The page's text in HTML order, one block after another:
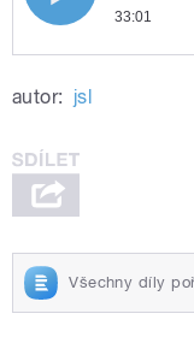
pause
33:01
autor: jsl
Všechny díly